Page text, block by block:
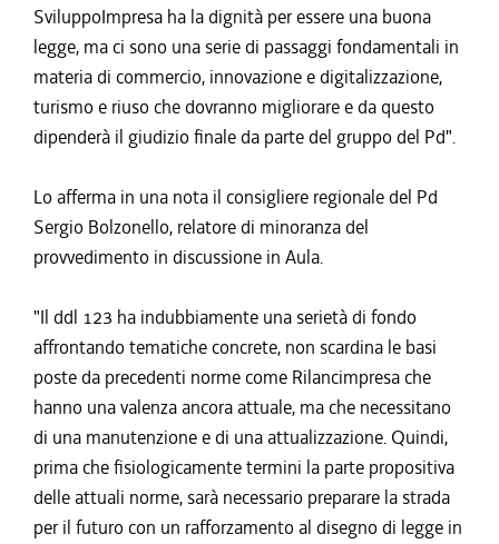
SviluppoImpresa ha la dignità per essere una buona
legge, ma ci sono una serie di passaggi fondamentali in
materia di commercio, innovazione e digitalizzazione,
turismo e riuso che dovranno migliorare e da questo
dipenderà il giudizio finale da parte del gruppo del Pd".
Lo afferma in una nota il consigliere regionale del Pd
Sergio Bolzonello, relatore di minoranza del
provvedimento in discussione in Aula.
"Il ddl 123 ha indubbiamente una serietà di fondo
affrontando tematiche concrete, non scardina le basi
poste da precedenti norme come Rilancimpresa che
hanno una valenza ancora attuale, ma che necessitano
di una manutenzione e di una attualizzazione. Quindi,
prima che fisiologicamente termini la parte propositiva
delle attuali norme, sarà necessario preparare la strada
per il futuro con un rafforzamento al disegno di legge in